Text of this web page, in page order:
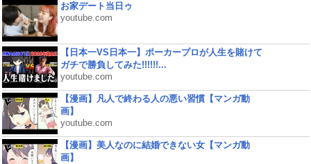
お家デート当日ゥ
youtube.com
【日本一VS日本一】ポーカープロが人生を賭けて
ガチで勝負してみた!!!!!!...
youtube.com
【漫画】凡人で終わる人の悪い習慣【マンガ動
画】
youtube.com
【漫画】美人なのに結婚できない女【マンガ動
画】